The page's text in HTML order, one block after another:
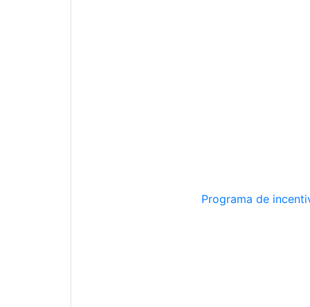
Programa de